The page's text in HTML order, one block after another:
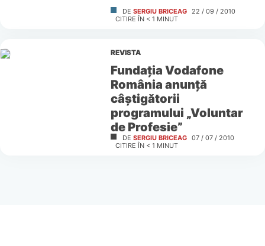
DE SERGIU BRICEAG 22 / 09 / 2010
CITIRE ÎN < 1 MINUT
REVISTA
Fundaţia Vodafone
România anunţă
câştigătorii
programului „Voluntar
de Profesie”
DE SERGIU BRICEAG 07 / 07 / 2010
CITIRE ÎN < 1 MINUT